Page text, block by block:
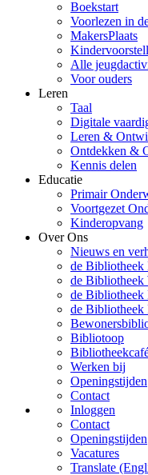
Boekstart
Voorlezen in
MakersPlaats
Alle
Voor ouders
Leren
Taal
Digitale
Leren &
Ontdekken &
Kennis delen
Educatie
Primair
Voortgezet
Kinderopvang
Over Ons
Nieuws en
de Bibliotheek
de Bibliotheek
de Bibliotheek
de Bibliotheek
Bibliotoop
Werken bij
Openingstijden
Contact
Inloggen
Contact
Openingstijden
Vacatures
Translate